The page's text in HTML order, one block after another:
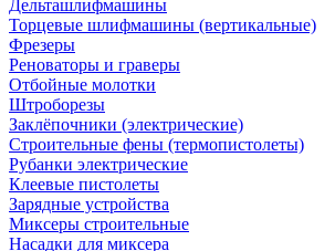
Дельташлифмашины
Торцевые шлифмашины (вертикальные)
Фрезеры
Реноваторы и граверы
Отбойные молотки
Штроборезы
Заклёпочники (электрические)
Строительные фены (термопистолеты)
Рубанки электрические
Клеевые пистолеты
Зарядные устройства
Миксеры строительные
Насадки для миксера